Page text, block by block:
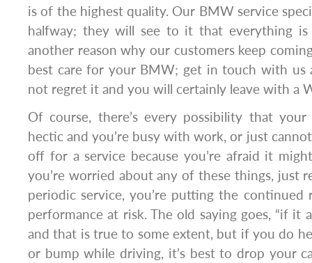
is of the highest quality. Our BMW service
halfway; they will see to it that everything is
another reason why our customers keep
best care for your BMW; get in touch with us
not regret it and you will certainly leave with a
Of course, there’s every possibility that
hectic and you’re busy with work, or just
off for a service because you’re afraid it
you’re worried about any of these things, just
periodic service, you’re putting the continued
performance at risk. The old saying goes, “if it
and that is true to some extent, but if you do
or bump while driving, it’s best to drop your